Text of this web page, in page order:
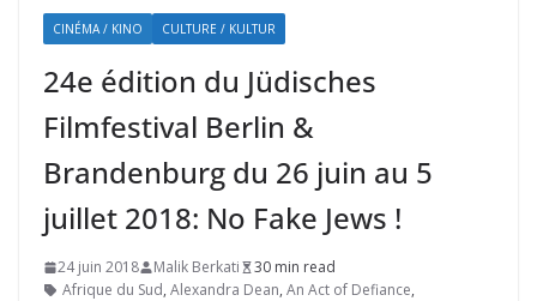
CINÉMA / KINO CULTURE / KULTUR
24e édition du Jüdisches
Filmfestival Berlin &
Brandenburg du 26 juin au 5
juillet 2018: No Fake Jews !
24 juin 2018 Malik Berkati
30 min read
Afrique du Sud, Alexandra Dean, An Act of Defiance,